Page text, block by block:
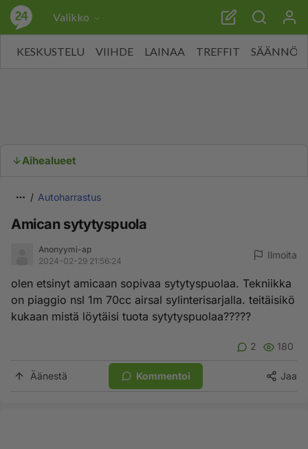
Valikko
KESKUSTELU VIIHDE LAINAA TREFFIT SÄÄNNÖT
Aihealueet
Autoharrastus
Amican sytytyspuola
Anonyymi-ap
2024-02-29 21:56:24
Ilmoita
olen etsinyt amicaan sopivaa sytytyspuolaa. Tekniikka
on piaggio nsl 1m 70cc airsal sylinterisarjalla. teitäisikö
kukaan mistä löytäisi tuota sytytyspuolaa?????
2 180
Äänestä Kommentoi Jaa